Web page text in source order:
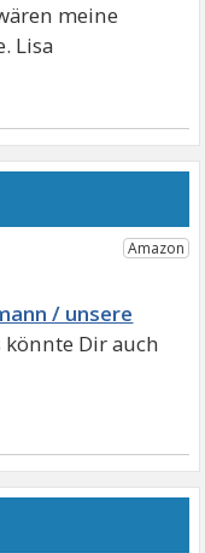
meine
Lisa
/ unsere